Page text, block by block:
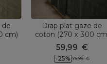
de
cm)
Drap plat gaze de
coton (270 x 300
Gaïa Vert romarin
59,99 €
-25% 79,99 €